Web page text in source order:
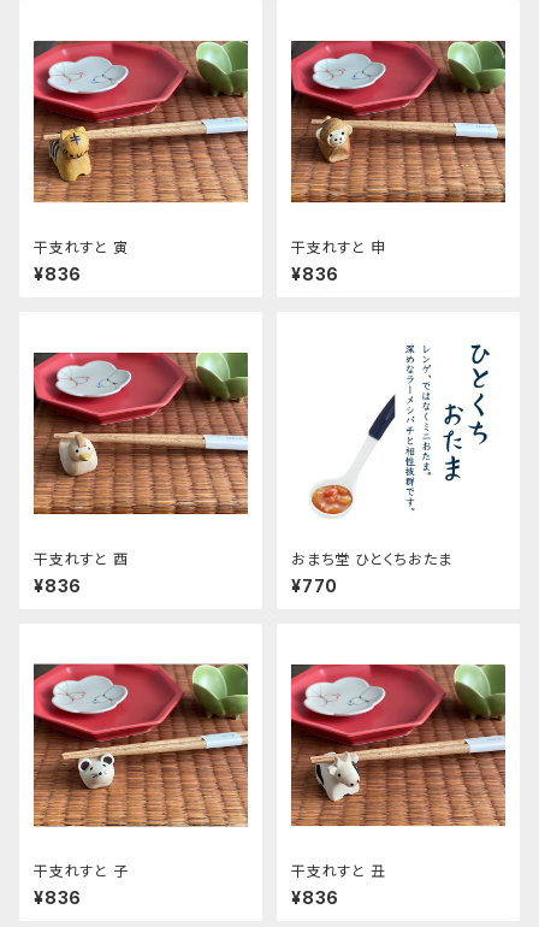
干支れすと 寅
¥836
干支れすと 申
¥836
干支れすと 酉
¥836
おまち堂 ひとくちおたま
¥770
干支れすと 子
¥836
干支れすと 丑
¥836